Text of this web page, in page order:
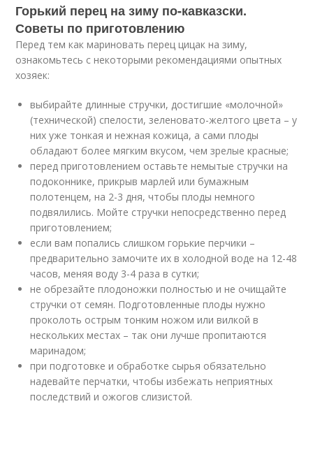
Горький перец на зиму по-кавказски.
Советы по приготовлению
Перед тем как мариновать перец цицак на зиму,
ознакомьтесь с некоторыми рекомендациями опытных
хозяек:
выбирайте длинные стручки, достигшие «молочной»
(технической) спелости, зеленовато-желтого цвета – у
них уже тонкая и нежная кожица, а сами плоды
обладают более мягким вкусом, чем зрелые красные;
перед приготовлением оставьте немытые стручки на
подоконнике, прикрыв марлей или бумажным
полотенцем, на 2-3 дня, чтобы плоды немного
подвялились. Мойте стручки непосредственно перед
приготовлением;
если вам попались слишком горькие перчики –
предварительно замочите их в холодной воде на 12-48
часов, меняя воду 3-4 раза в сутки;
не обрезайте плодоножки полностью и не очищайте
стручки от семян. Подготовленные плоды нужно
проколоть острым тонким ножом или вилкой в
нескольких местах – так они лучше пропитаются
маринадом;
при подготовке и обработке сырья обязательно
надевайте перчатки, чтобы избежать неприятных
последствий и ожогов слизистой.